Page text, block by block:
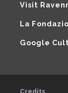
Visit
La
Google
Credits